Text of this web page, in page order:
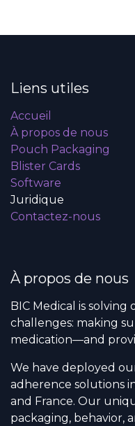
Liens utiles
Accueil
À propos de nous
Pouch Packaging
Blister Cards
Software
Juridique
Contactez-nous
À propos de nous
BIC Medical is solving
challenges: making
medication—and
We have deployed
adherence solutions
and France. Our
packaging, behavior,